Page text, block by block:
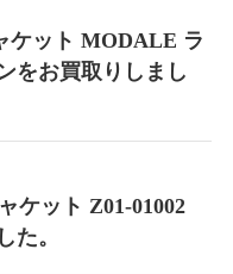
ケット MODALE ラ
をお買取りしまし
ケット Z01-01002
た。